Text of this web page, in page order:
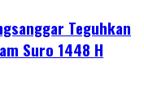
Teguhkan
Suro 1448 H